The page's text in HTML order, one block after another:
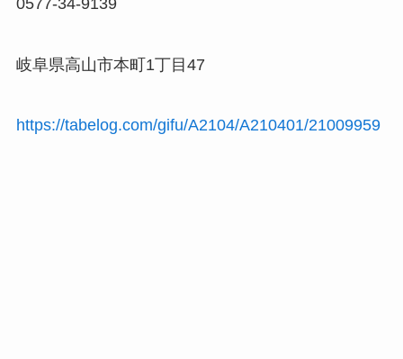
岐阜県高山市本町1丁目47
https://tabelog.com/gifu/A2104/A210401/21009959